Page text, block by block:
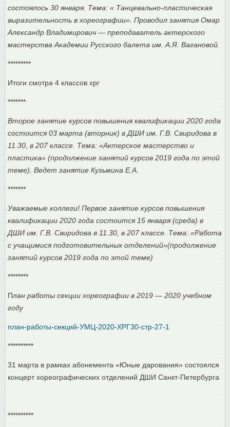
состоялось 30 января. Тема: « Танцевально-пластическая
выразительность в хореографии». Проводил занятия Омар
Александр Владимирович — преподаватель актерского
мастерства Академии Русского балета им. А.Я. Вагановой.
*********
Итоги смотра 4 классов хрг
*******
Второе занятие курсов повышения квалификации 2020 года
состоится 03 марта (вторник) в ДШИ им. Г.В. Свиридова в
11.30, в 207 классе. Тема: «Актерское мастерство и
пластика» (продолжение занятий курсов 2019 года по этой
теме). Ведет занятие Кузьмина Е.А.
*******
Уважаемые коллеги! Первое занятие курсов повышения
квалификации 2020 года состоится 15 января (среда) в
ДШИ им. Г.В. Свиридова в 11.30, в 207 классе. Тема: «Работа
с учащимися подготовительных отделений»(продолжение
занятий курсов 2019 года по этой теме)
********
План работы секции хореографии в 2019 — 2020 учебном
году
план-работы-секций-УМЦ-2020-ХРГ30-стр-27-1
**********
31 марта в рамках абонемента «Юные дарования» состоялся
концерт хореографических отделений ДШИ Санкт-Петербурга
**********